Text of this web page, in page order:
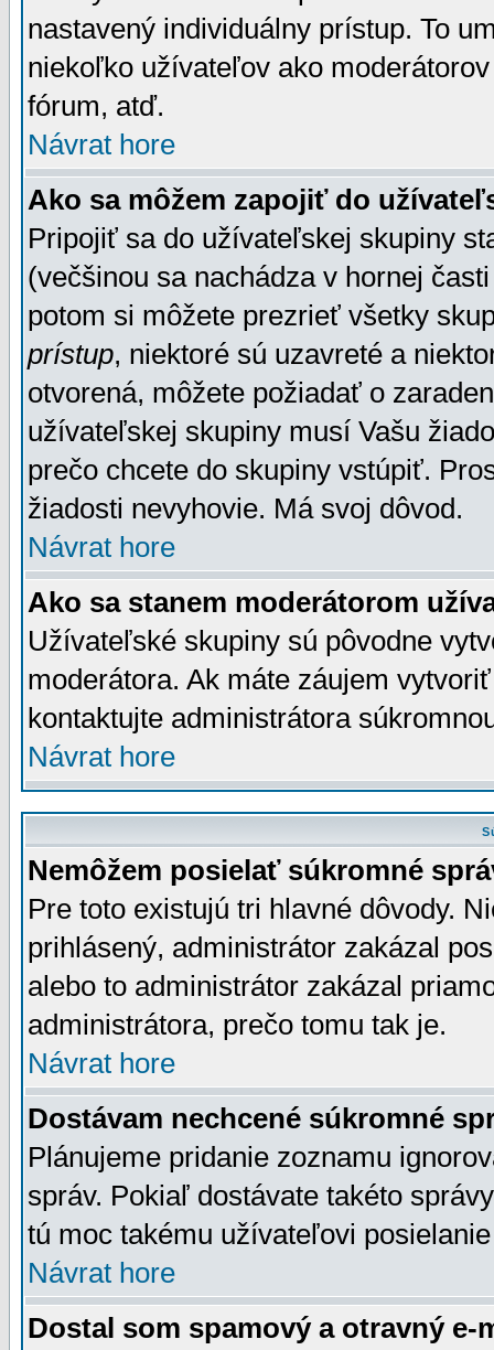
nastavený individuálny prístup. To
niekoľko užívateľov ako
fórum, atď.
Návrat hore
Ako sa môžem zapojiť do
Pripojiť sa do užívateľskej skupiny
(večšinou sa nachádza v hornej
potom si môžete prezrieť všetky
prístup, niektoré sú uzavreté a
otvorená, môžete požiadať o
užívateľskej skupiny musí Vašu
prečo chcete do skupiny vstúpiť.
žiadosti nevyhovie. Má svoj dôvod.
Návrat hore
Ako sa stanem moderátorom
Užívateľské skupiny sú pôvodne
moderátora. Ak máte záujem
kontaktujte administrátora
Návrat hore
Nemôžem posielať súkromné
Pre toto existujú tri hlavné dôvody.
prihlásený, administrátor zakázal
alebo to administrátor zakázal
administrátora, prečo tomu tak je.
Návrat hore
Dostávam nechcené súkromné
Plánujeme pridanie zoznamu
správ. Pokiaľ dostávate takéto
tú moc takému užívateľovi
Návrat hore
Dostal som spamový a otravný e-